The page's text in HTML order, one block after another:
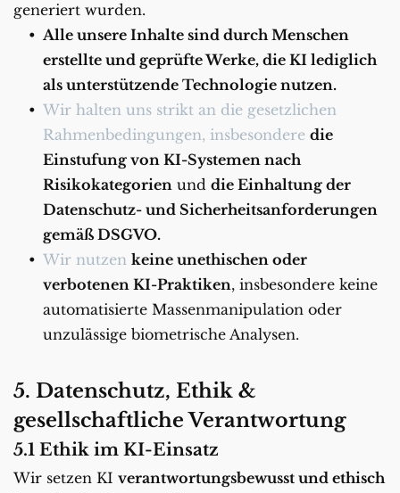
generiert wurden.
Alle unsere Inhalte sind durch Menschen
erstellte und geprüfte Werke, die KI lediglich
als unterstützende Technologie nutzen.
Wir halten uns strikt an die gesetzlichen
Rahmenbedingungen, insbesondere die
Einstufung von KI-Systemen nach
Risikokategorien und die Einhaltung der
Datenschutz- und Sicherheitsanforderungen
gemäß DSGVO.
Wir nutzen keine unethischen oder
verbotenen KI-Praktiken, insbesondere keine
automatisierte Massenmanipulation oder
unzulässige biometrische Analysen.
5. Datenschutz, Ethik &
gesellschaftliche Verantwortung
5.1 Ethik im KI-Einsatz
Wir setzen KI verantwortungsbewusst und ethisch